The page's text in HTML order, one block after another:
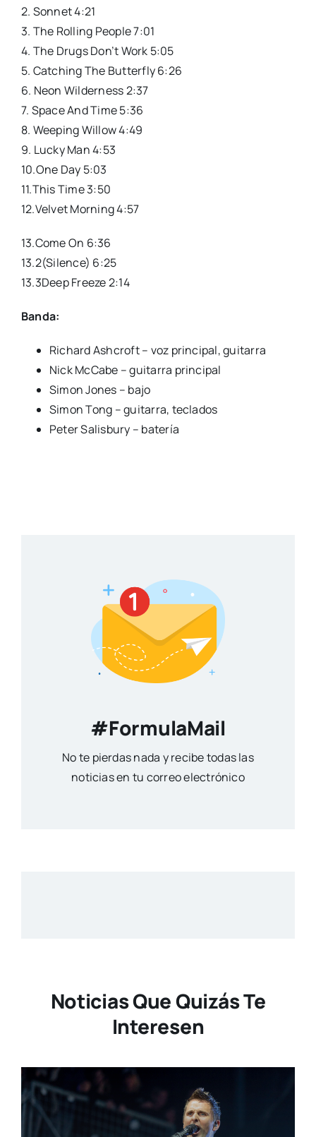
2. Sonnet4:21
3. The Rolling People7:01
4. The Drugs Don’t Work 5:05
5. Catching The Butterfly6:26
6. Neon Wilderness2:37
7. Space And Time5:36
8. Weeping Willow4:49
9. Lucky Man4:53
10.One Day 5:03
11.This Time3:50
12.Velvet Morning4:57
13.Come On 6:36
13.2(Silence) 6:25
13.3Deep Freeze2:14
Banda:
Richard Ashcroft – voz principal, guitarra
Nick McCabe – guitarra principal
Simon Jones – bajo
Simon Tong – guitarra, teclados
Peter Salisbury – batería
#FormulaMail
No te pierdas nada y recibe todas las
noticias en tu correo electrónico
Noticias Que Quizás Te
Interesen